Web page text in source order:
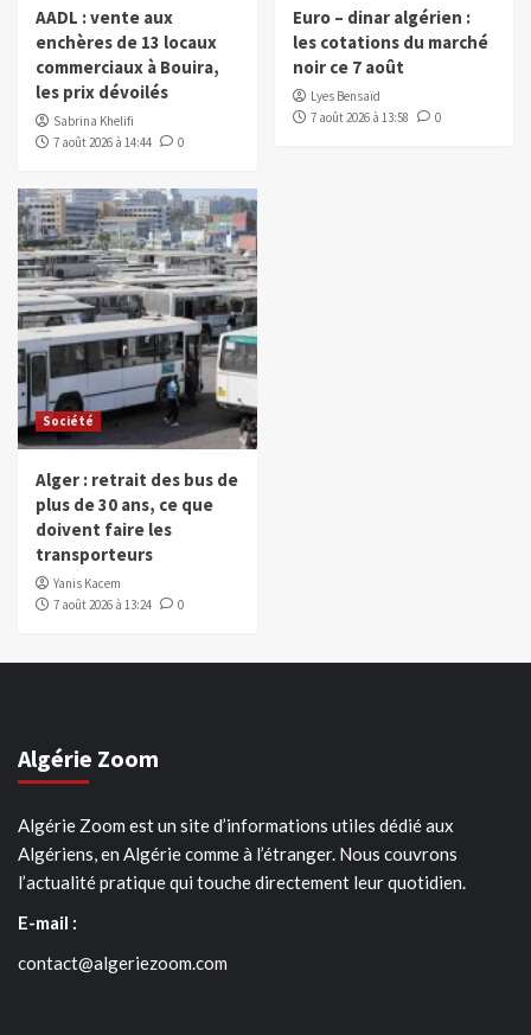
AADL : vente aux
enchères de 13 locaux
commerciaux à Bouira,
les prix dévoilés
Sabrina Khelifi
7 août 2026 à 14:44
0
Euro – dinar algérien :
les cotations du marché
noir ce 7 août
Lyes Bensaïd
7 août 2026 à 13:58
0
Société
Alger : retrait des bus de
plus de 30 ans, ce que
doivent faire les
transporteurs
Yanis Kacem
7 août 2026 à 13:24
0
Algérie Zoom
Algérie Zoom est un site d’informations utiles dédié aux
Algériens, en Algérie comme à l’étranger. Nous couvrons
l’actualité pratique qui touche directement leur quotidien.
E-mail :
contact@algeriezoom.com